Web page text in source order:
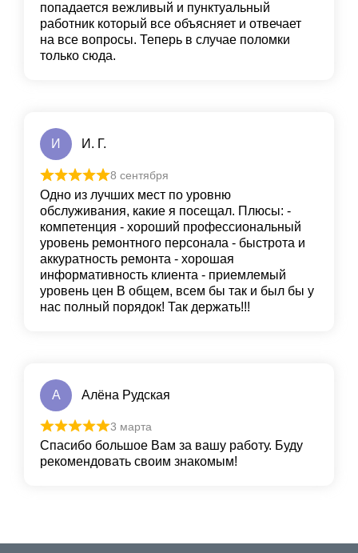
попадается вежливый и пунктуальный
работник который все объясняет и отвечает
на все вопросы. Теперь в случае поломки
только сюда.
И И. Г.
8 сентября
Одно из лучших мест по уровню
обслуживания, какие я посещал. Плюсы: -
компетенция - хороший профессиональный
уровень ремонтного персонала - быстрота и
аккуратность ремонта - хорошая
информативность клиента - приемлемый
уровень цен В общем, всем бы так и был бы у
нас полный порядок! Так держать!!!
А Алёна Рудская
3 марта
Спасибо большое Вам за вашу работу. Буду
рекомендовать своим знакомым!